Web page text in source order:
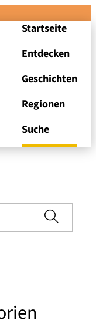
Startseite
Entdecken
Geschichten
Regionen
Suche